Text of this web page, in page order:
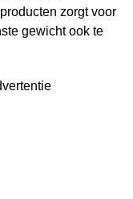
zorgt voor
gewicht ook te